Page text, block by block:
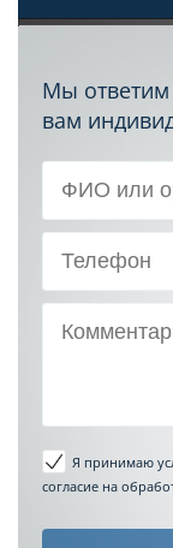
Мы ответим
вам
Я принимаю
согласие на